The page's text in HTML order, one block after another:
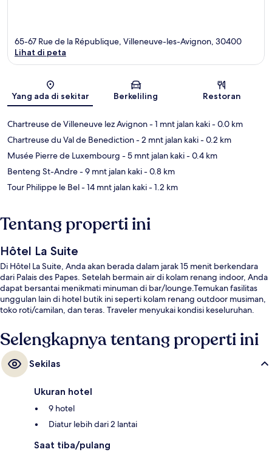
Peta
65-67 Rue de la République, Villeneuve-les-Avignon, 30400
Lihat di peta
Yang ada di sekitar Berkeliling Restoran
Chartreuse de Villeneuve lez Avignon- 1 mnt jalan kaki- 0.0 km
Chartreuse du Val de Benediction- 2 mnt jalan kaki- 0.2 km
Musée Pierre de Luxembourg - 5 mnt jalan kaki- 0.4 km
Benteng St-Andre- 9 mnt jalan kaki- 0.8 km
Tour Philippe le Bel- 14 mnt jalan kaki- 1.2 km
Tentang properti ini
Hôtel La Suite
Di Hôtel La Suite, Anda akan berada dalam jarak 15 menit berkendara
dari Palais des Papes. Setelah bermain air di kolam renang indoor, Anda
dapat bersantai menikmati minuman di bar/lounge.Temukan fasilitas
unggulan lain di hotel butik ini seperti kolam renang outdoor musiman,
toko roti/camilan, dan teras. Traveler menyukai kondisi keseluruhan.
Selengkapnya tentang properti ini
Sekilas
Ukuran hotel
9 hotel
Diatur lebih dari 2 lantai
Saat tiba/pulang